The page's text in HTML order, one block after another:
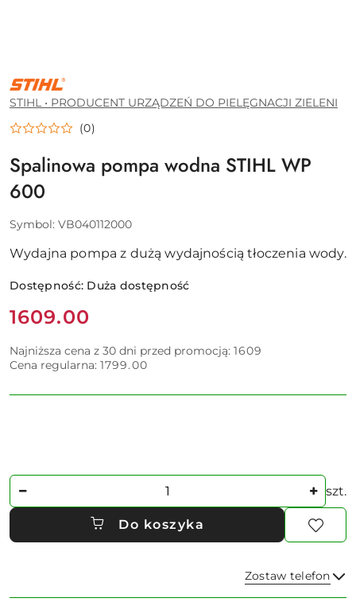
STIHL
•
PRODUCENT
URZĄDZEŃ
DO
PIELĘGNACJI
STIHL • PRODUCENT URZĄDZEŃ DO PIELĘGNACJI ZIELENI
(0)
Spalinowa pompa wodna STIHL WP
600
Symbol: VB040112000
Wydajna pompa z dużą wydajnością tłoczenia wody.
Dostępność: Duża dostępność
Cena:
1609.00
Najniższa cena z 30 dni przed promocją: 1609
Cena regularna: 1799.00
szt.
Do koszyka
Zostaw telefon